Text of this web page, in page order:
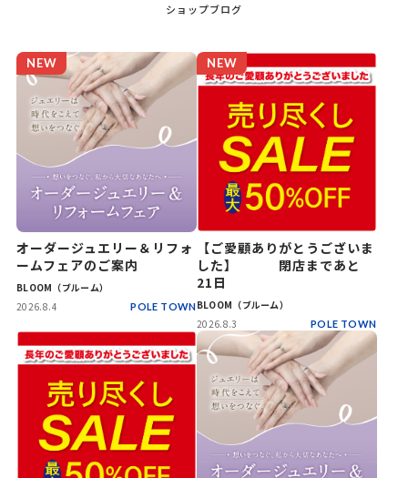
ショップブログ
NEW
オーダージュエリー＆リフォ
ームフェアのご案内
BLOOM（ブルーム）
2026.8.4
POLE TOWN
NEW
【ご愛顧ありがとうございま
した】 閉店まであと
21日
BLOOM（ブルーム）
2026.8.3
POLE TOWN